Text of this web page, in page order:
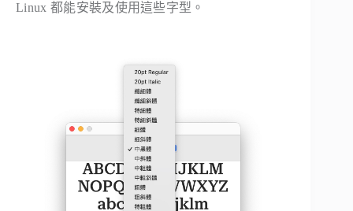
Linux 都能安裝及使用這些字型。